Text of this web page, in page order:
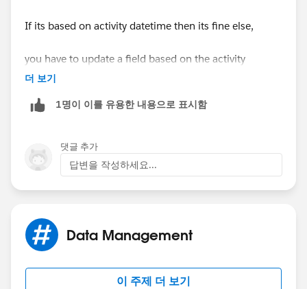
If its based on activity datetime then its fine else,
you have to update a field based on the activity
happening at the last in your lead record.
else, Email alert will be sent to users even when the
IF(MQL_Date__c - CustomLastactivtity__c
더 보기
1명이 이를 유용한 내용으로 표시함
댓글 추가
답변을 작성하세요...
Data Management
이 주제 더 보기